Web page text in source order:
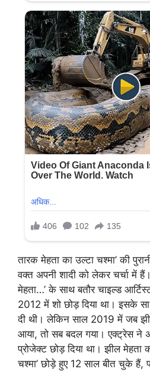
तारक मेहता का उल्टा चश्मा’ की
वक्त अपनी शादी को लेकर चर्चा में
मेहता…’ के साथ बतौर चाइल्ड
2012 में शो छोड़ दिया था। इसके
दी थी। लेकिन साल 2019 में जब
आया, तो सब बदल गया। एक्ट्रेस ने
प्रोजेक्ट छोड़ दिया था। झील मेहता
चश्मा’ छोड़े हुए 12 साल बीत चुके हैं,